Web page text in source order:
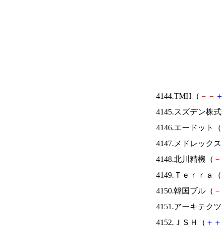
4144.TMH（ － －
4145.スズデン株
4146.エードット（
4147.メドレック
4148.北川精機（ －
4149.Ｔｅｒｒａ（
4150.韓国ブル（ －
4151.アーキテク
4152.ＪＳＨ（ ＋ ＋